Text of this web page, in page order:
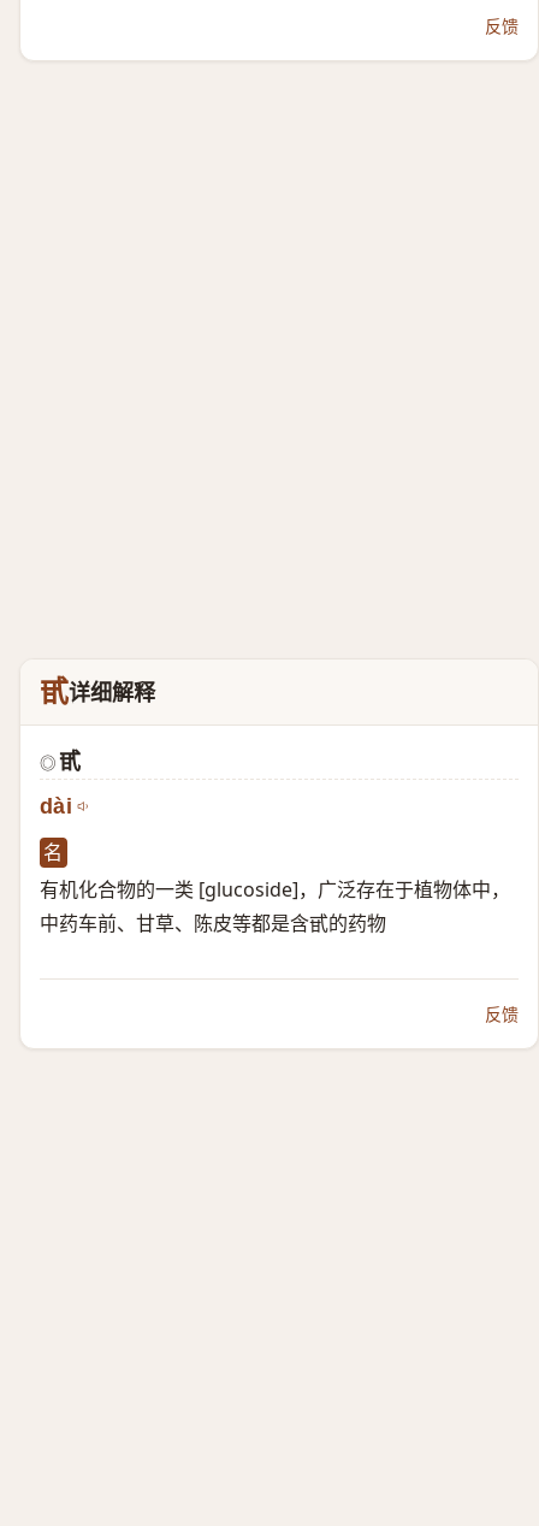
反馈
甙详细解释
◎ 甙
dài
名
有机化合物的一类 [glucoside]，广泛存在于植物体中，
中药车前、甘草、陈皮等都是含甙的药物
反馈